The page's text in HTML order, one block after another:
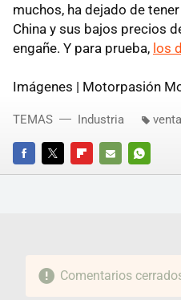
muchos, ha dejado de
China y sus bajos precios
engañe. Y para prueba, los
Imágenes | Motorpasión
FACEBOOKTWITTERFLIPBOARD
E-
TEMAS Industria
Comentarios